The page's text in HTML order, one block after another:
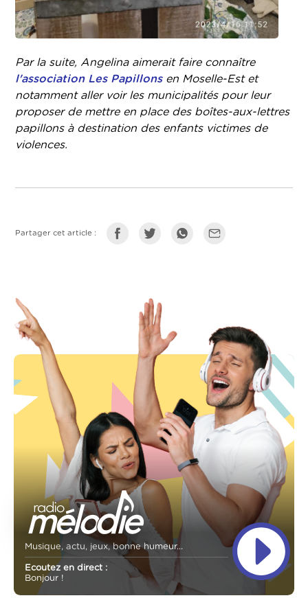
Par la suite, Angelina aimerait faire connaître
l'association Les Papillonsen Moselle-Est et
notamment aller voir les municipalités pour leur
proposer de mettre en place des boîtes-aux-lettres
papillons à destination des enfants victimes de
violences.
Partager cet article :
Musique, actu, jeux, bonne humeur...
Ecoutez en direct :
Bonjour !